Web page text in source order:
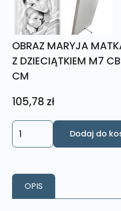
OBRAZ MARYJA
Z DZIECIĄTKIEM M7
CM
105,78 zł
ilość
OBRAZ
BOSKA
Dodaj do
OPIS